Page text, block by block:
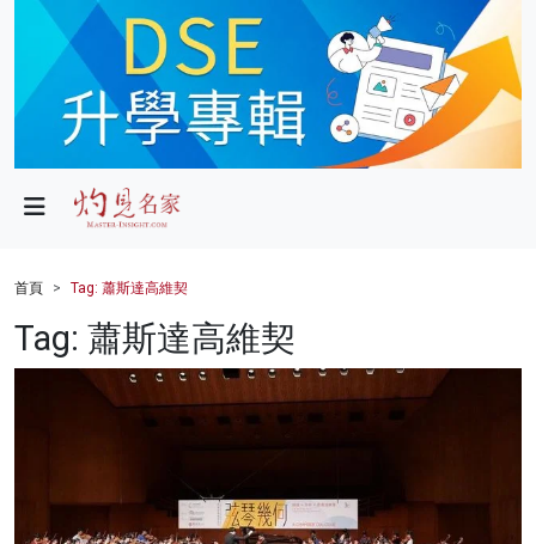
政局
財經
健康
首頁 Tag: 蕭斯達高維契
Tag: 蕭斯達高維契